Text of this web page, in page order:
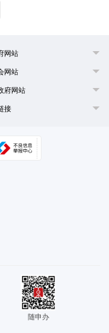
网站
网站
府网站
接
随申办